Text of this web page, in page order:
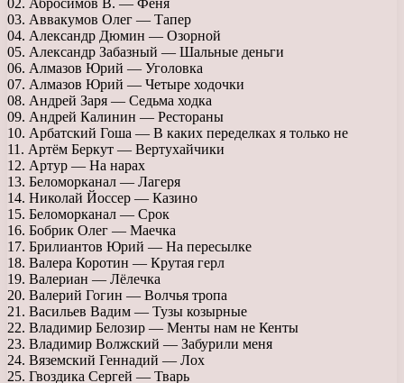
03. Аввакумов Олег — Тапер
04. Александр Дюмин — Озорной
05. Александр Забазный — Шальные деньги
06. Алмазов Юрий — Уголовка
07. Алмазов Юрий — Четыре ходочки
08. Андрей Заря — Седьма ходка
09. Андрей Калинин — Рестораны
10. Арбатский Гоша — В каких переделках я только не
11. Артём Беркут — Вертухайчики
12. Артур — На нарах
13. Беломорканал — Лагеря
14. Николай Йоссер — Казино
15. Беломорканал — Срок
16. Бобрик Олег — Маечка
17. Брилиантов Юрий — На пересылке
18. Валера Коротин — Крутая герл
19. Валериан — Лёлечка
20. Валерий Гогин — Волчья тропа
21. Васильев Вадим — Тузы козырные
22. Владимир Белозир — Менты нам не Кенты
23. Владимир Волжский — Забурили меня
24. Вяземский Геннадий — Лох
25. Гвоздика Сергей — Тварь